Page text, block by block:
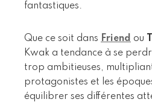
fantastiques.
Que ce soit dans Friend ou
Kwak a tendance à se
trop ambitieuses,
protagonistes et les
équilibrer ses différentes